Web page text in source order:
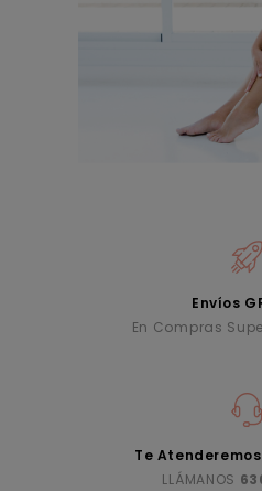
Envíos
En Compras
Te
LLÁMANOS